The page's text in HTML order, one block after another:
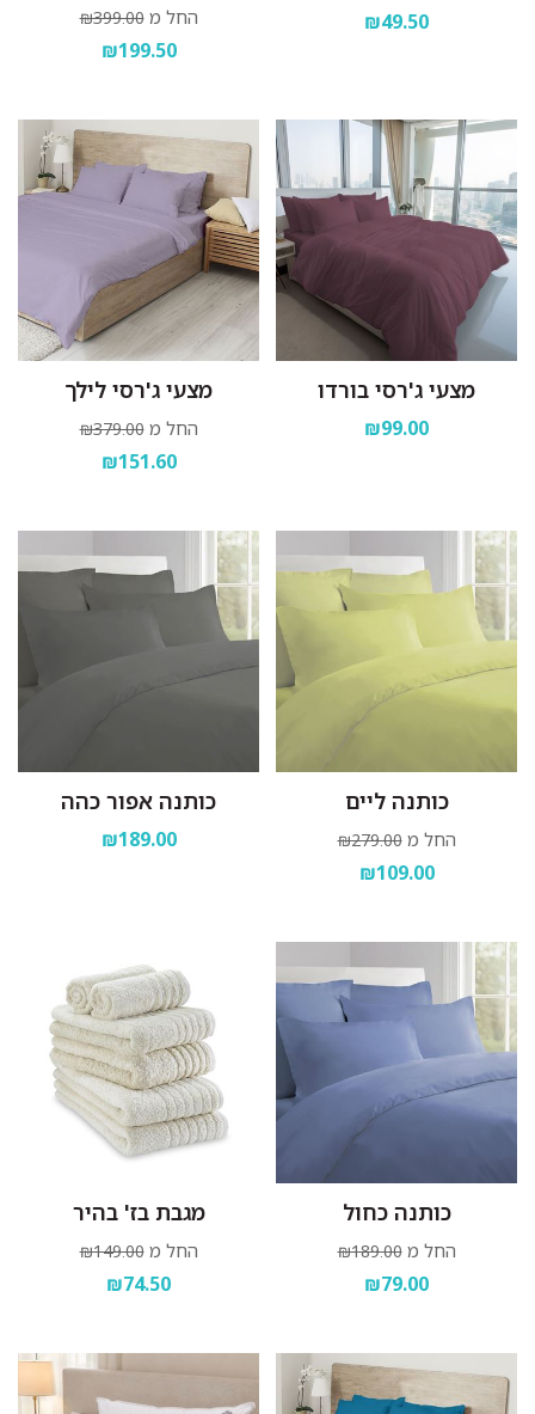
₪49.50 החל מ ₪399.00
₪199.50
מצעי ג'רסי בורדו
₪99.00
מצעי ג'רסי לילך
החל מ ₪379.00
₪151.60
כותנה ליים
החל מ ₪279.00
₪109.00
כותנה אפור כהה
₪189.00
כותנה כחול
החל מ ₪189.00
₪79.00
מגבת בז' בהיר
החל מ ₪149.00
₪74.50